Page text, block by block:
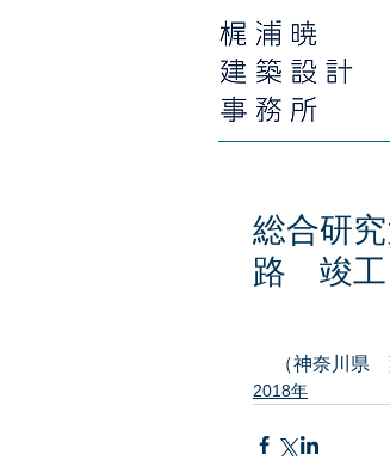
総合研
路 竣工
（神奈川県
2018年